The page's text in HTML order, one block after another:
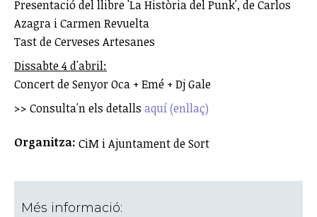
Presentació del llibre 'La Història del Punk', de Carlos
Azagra i Carmen Revuelta
Tast de Cerveses Artesanes
Dissabte 4 d'abril:
Concert de Senyor Oca + Emé + Dj Gale
>> Consulta'n els detalls aquí (enllaç)
Organitza: CiM i Ajuntament de Sort
Més informació: